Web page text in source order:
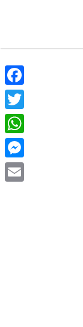
Facebook
Twitter
WhatsApp
Messenger